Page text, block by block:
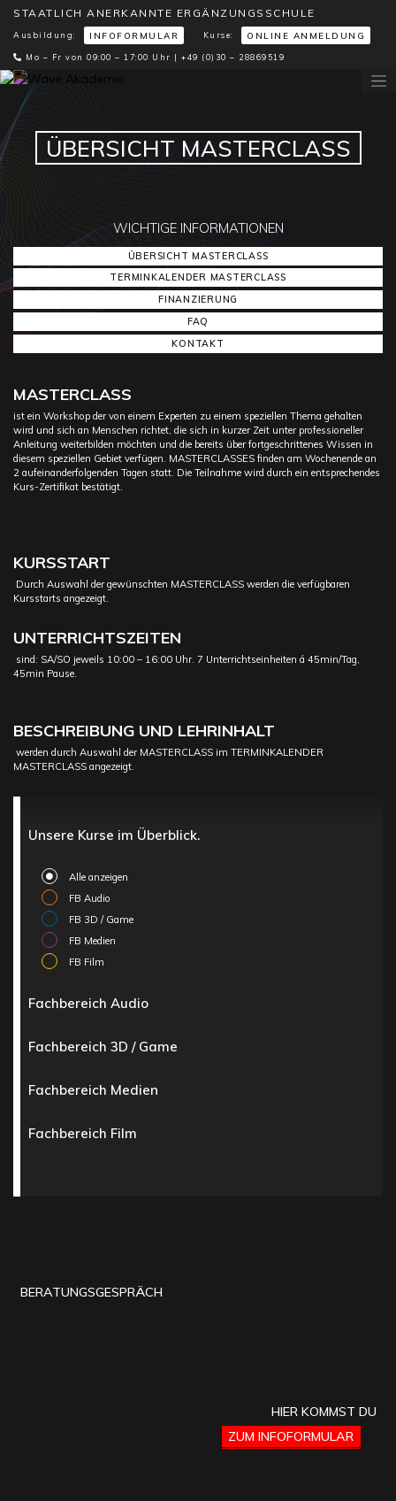
STAATLICH ANERKANNTE ERGÄNZUNGSSCHULE
Ausbildung: INFOFORMULAR Kurse: ONLINE ANMELDUNG
Mo – Fr von 09:00 – 17:00 Uhr | +49 (0)30 – 28869519
ÜBERSICHT MASTERCLASS
WICHTIGE INFORMATIONEN
ÜBERSICHT MASTERCLASS
TERMINKALENDER MASTERCLASS
FINANZIERUNG
FAQ
KONTAKT
MASTERCLASS
ist ein Workshop der von einem Experten zu einem speziellen Thema gehalten
wird und sich an Menschen richtet, die sich in kurzer Zeit unter professioneller
Anleitung weiterbilden möchten und die bereits über fortgeschrittenes Wissen in
diesem speziellen Gebiet verfügen. MASTERCLASSES finden am Wochenende an
2 aufeinanderfolgenden Tagen statt. Die Teilnahme wird durch ein entsprechendes
Kurs-Zertifikat bestätigt.
KURSSTART
Durch Auswahl der gewünschten MASTERCLASS werden die verfügbaren
Kursstarts angezeigt.
UNTERRICHTSZEITEN
sind: SA/SO jeweils 10:00 – 16:00 Uhr. 7 Unterrichtseinheiten á 45min/Tag,
45min Pause.
BESCHREIBUNG UND LEHRINHALT
werden durch Auswahl der MASTERCLASS im TERMINKALENDER
MASTERCLASS angezeigt.
Unsere Kurse im Überblick.
Alle anzeigen
FB Audio
FB 3D / Game
FB Medien
FB Film
Fachbereich Audio
Fachbereich 3D / Game
Fachbereich Medien
Fachbereich Film
BERATUNGSGESPRÄCH
HIER KOMMST DU
ZUM INFOFORMULAR